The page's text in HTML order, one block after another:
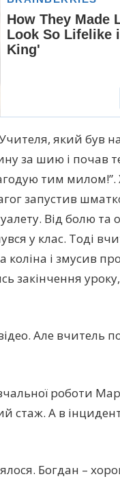
який був
за шию і почав
тим милом!”.
запустив
Від болю та
у клас. Тоді
і змусив
закінчення
Але вчитель
роботи
стаж. А в
Богдан –